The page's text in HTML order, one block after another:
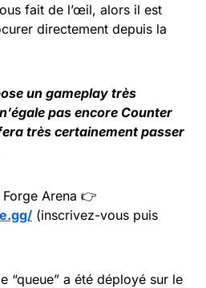
fait de l’œil, alors il est
directement depuis la
un gameplay très
pas encore Counter
très certainement passer
Arena 👉
(inscrivez-vous puis
“queue” a été déployé sur le